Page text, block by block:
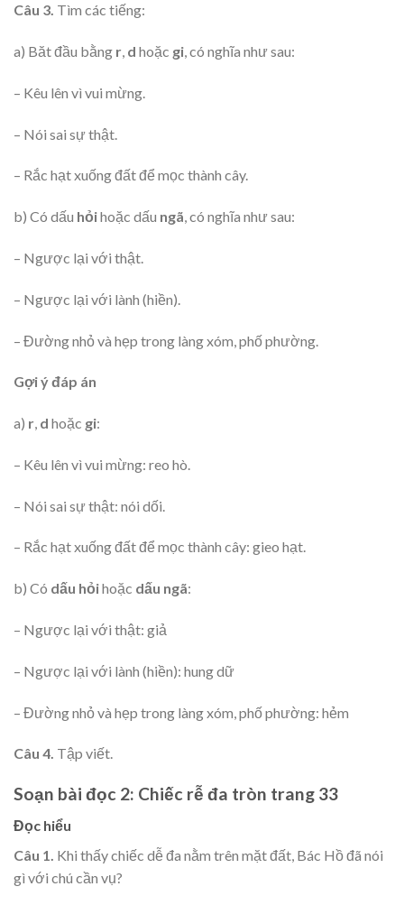
Câu 3. Tìm các tiếng:
a) Băt đầu bằng r, d hoặc gi, có nghĩa như sau:
– Kêu lên vì vui mừng.
– Nói sai sự thật.
– Rắc hạt xuống đất để mọc thành cây.
b) Có dấu hỏihoặc dấu ngã, có nghĩa như sau:
– Ngược lại với thật.
– Ngược lại với lành (hiền).
– Đường nhỏ và hẹp trong làng xóm, phố phường.
Gợi ý đáp án
a) r, d hoặc gi:
– Kêu lên vì vui mừng: reo hò.
– Nói sai sự thật: nói dối.
– Rắc hạt xuống đất để mọc thành cây: gieo hạt.
b) Có dấu hỏihoặc dấu ngã:
– Ngược lại với thật: giả
– Ngược lại với lành (hiền): hung dữ
– Đường nhỏ và hẹp trong làng xóm, phố phường: hẻm
Câu 4. Tập viết.
Soạn bài đọc 2: Chiếc rễ đa tròn trang 33
Đọc hiểu
Câu 1. Khi thấy chiếc dễ đa nằm trên mặt đất, Bác Hồ đã nói
gì với chú cần vụ?